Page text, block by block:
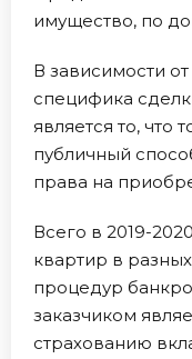
имущество, по
В зависимости
специфика
является то, что
публичный
права на
Всего в 2019-
квартир в
процедур
заказчиком
страхованию